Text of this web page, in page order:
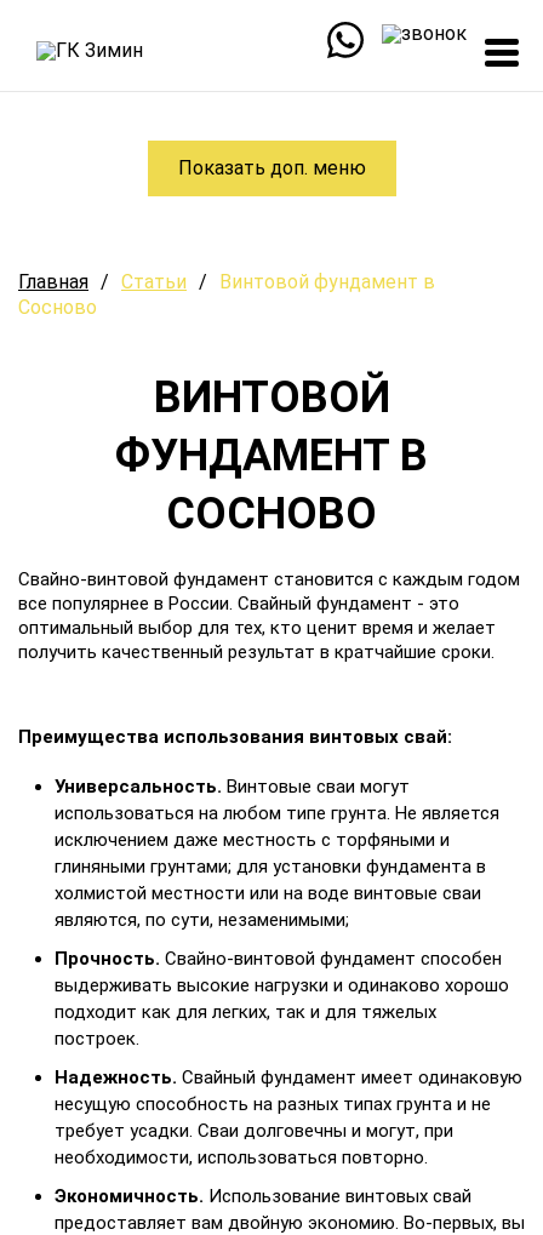
Показать доп. меню
Главная / Статьи /
Винтовой фундамент в
Сосново
ВИНТОВОЙ
ФУНДАМЕНТ В
СОСНОВО
Свайно-винтовой фундамент становится с каждым годом
все популярнее в России. Свайный фундамент - это
оптимальный выбор для тех, кто ценит время и желает
получить качественный результат в кратчайшие сроки.
Преимущества использования винтовых свай:
Универсальность. Винтовые сваи могут
использоваться на любом типе грунта. Не является
исключением даже местность с торфяными и
глиняными грунтами; для установки фундамента в
холмистой местности или на воде винтовые сваи
являются, по сути, незаменимыми;
Прочность. Свайно-винтовой фундамент способен
выдерживать высокие нагрузки и одинаково хорошо
подходит как для легких, так и для тяжелых
построек.
Надежность. Свайный фундамент имеет одинаковую
несущую способность на разных типах грунта и не
требует усадки. Сваи долговечны и могут, при
необходимости, использоваться повторно.
Экономичность. Использование винтовых свай
предоставляет вам двойную экономию. Во-первых, вы